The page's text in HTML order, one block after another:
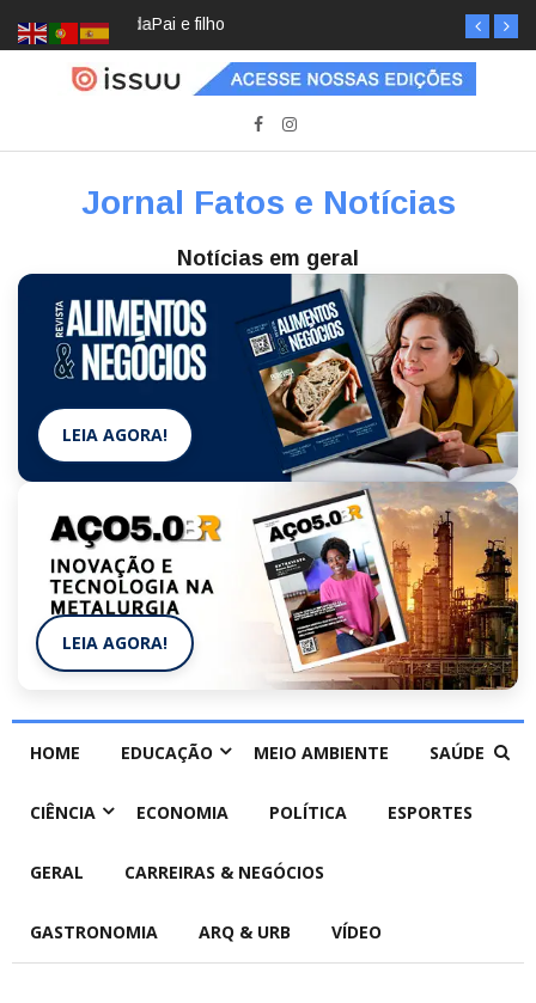
Pai e filho
Jornal Fatos e Notícias
Notícias em geral
LEIA AGORA!
LEIA AGORA!
HOME EDUCAÇÃO MEIO AMBIENTE SAÚDE
CIÊNCIA ECONOMIA POLÍTICA ESPORTES
GERAL CARREIRAS & NEGÓCIOS
GASTRONOMIA ARQ & URB VÍDEO